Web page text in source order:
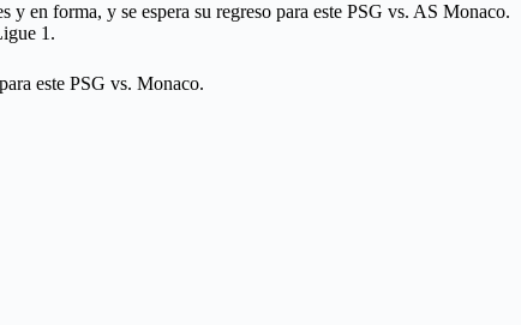
en forma, y se espera su regreso para este PSG vs. AS Monaco.
1.
este PSG vs. Monaco.